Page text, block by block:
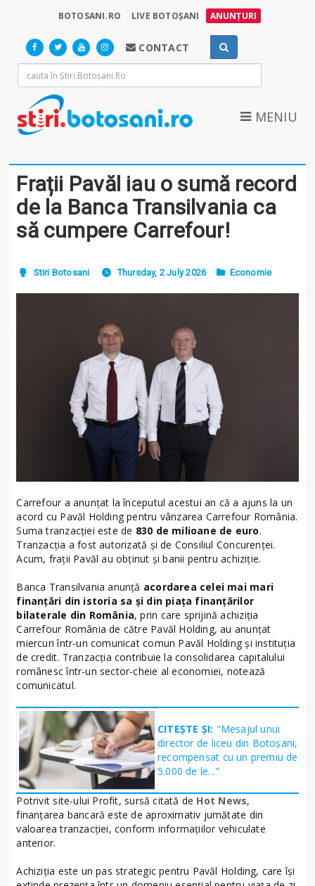
BOTOSANI.RO LIVE BOTOȘANI ANUNȚURI
CONTACT
MENIU
Frații Pavăl iau o sumă record
de la Banca Transilvania ca
să cumpere Carrefour!
Stiri Botosani Thursday, 2 July 2026 Economie
Carrefour a anunțat la începutul acestui an că a ajuns la un
acord cu Pavăl Holding pentru vânzarea Carrefour România.
Suma tranzacției este de 830 de milioane de euro.
Tranzacția a fost autorizată și de Consiliul Concurenței.
Acum, frații Pavăl au obținut și banii pentru achiziție.
Banca Transilvania anunță acordarea celei mai mari
finanțări din istoria sa și din piața finanțărilor
bilaterale din România, prin care sprijină achiziția
Carrefour România de către Pavăl Holding, au anunțat
miercuri într-un comunicat comun Pavăl Holding și instituția
de credit. Tranzacția contribuie la consolidarea capitalului
românesc într-un sector-cheie al economiei, notează
comunicatul.
CITEȘTE ȘI: "Mesajul unui
director de liceu din Botoșani,
recompensat cu un premiu de
5.000 de le..."
Potrivit site-ului Profit, sursă citată de Hot News,
finanțarea bancară este de aproximativ jumătate din
valoarea tranzacției, conform informațiilor vehiculate
anterior.
Achiziția este un pas strategic pentru Pavăl Holding, care își